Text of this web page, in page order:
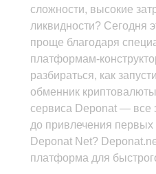
сложности, высокие
ликвидности? Сегодня
проще благодаря
платформам-
разбираться, как
обменник
сервиса Deponat — все
до привлечения первых
Deponat Net?
платформа для